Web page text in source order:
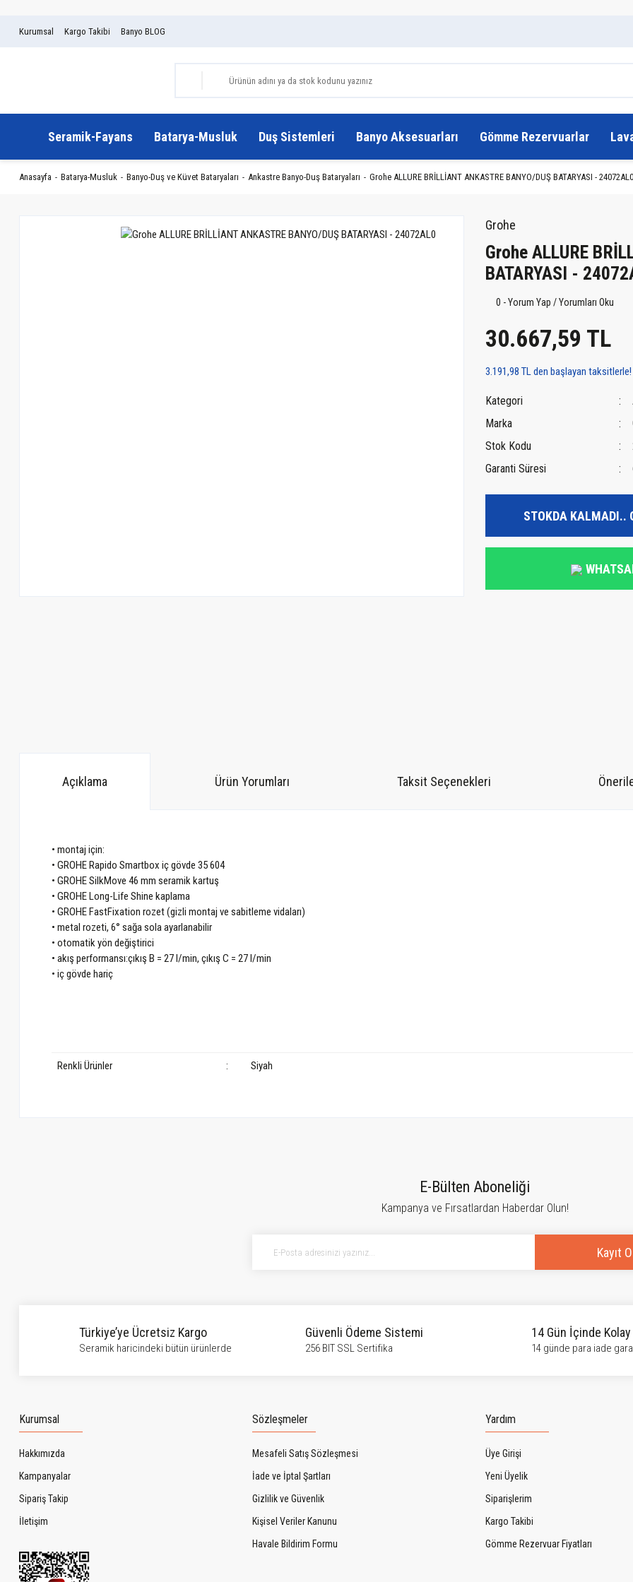
Kurumsal Kargo Takibi Banyo BLOG
Seramik-Fayans Batarya-Musluk Duş Sistemleri Banyo Aksesuarları Gömme Rezervuarlar
Anasayfa Batarya-Musluk Banyo-Duş ve Küvet Bataryaları Ankastre Banyo-Duş Bataryaları Grohe ALLURE BRİLLİANT ANKASTRE BANYO/DUŞ BATARYASI - 24072AL0
Grohe
Grohe ALLURE
BATARYASI -
0 - Yorum Yap / Yorumları Oku
30.667,59 TL
3.191,98 TL den başlayan taksitlerle!
Kategori
Marka
Stok Kodu
Garanti Süresi
STOKDA KALMADI..
Açıklama Ürün Yorumları Taksit Seçenekleri
• montaj için:
• GROHE Rapido Smartbox iç gövde 35 604
• GROHE SilkMove 46 mm seramik kartuş
• GROHE Long-Life Shine kaplama
• GROHE FastFixation rozet (gizli montaj ve sabitleme vidaları)
• metal rozeti, 6° sağa sola ayarlanabilir
• otomatik yön değiştirici
• akış performansı:çıkış B = 27 l/min, çıkış C = 27 l/min
• iç gövde hariç
Renkli Ürünler : Siyah
Bu ürüne ilk yorumu siz yapın!
E-Bülten Aboneliği
Kampanya ve Fırsatlardan Haberdar Olun!
Kayıt
Türkiye’ye Ücretsiz Kargo
Seramik haricindeki bütün ürünlerde
Güvenli Ödeme Sistemi
256 BIT SSL Sertifika
14 Gün İçinde
14 günde para iade
Kurumsal
Hakkımızda
Kampanyalar
Sipariş Takip
İletişim
Sözleşmeler
Mesafeli Satış Sözleşmesi
İade ve İptal Şartları
Gizlilik ve Güvenlik
Kişisel Veriler Kanunu
Havale Bildirim Formu
Yardım
Üye Girişi
Yeni Üyelik
Siparişlerim
Kargo Takibi
Gömme Rezervuar Fiyatları